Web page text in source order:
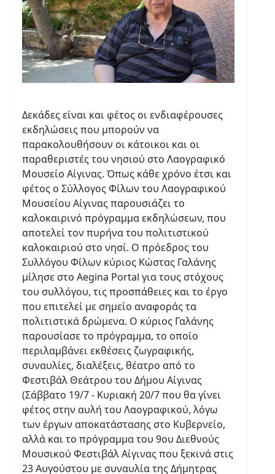
Δεκάδες είναι και φέτος οι ενδιαφέρουσες
εκδηλώσεις που μπορούν να
παρακολουθήσουν οι κάτοικοι και οι
παραθεριστές του νησιού στο Λαογραφικό
Μουσείο Αίγινας. Όπως κάθε χρόνο έτσι και
φέτος ο Σύλλογος Φίλων του Λαογραφικού
Μουσείου Αίγινας παρουσιάζει το
καλοκαιρινό πρόγραμμα εκδηλώσεων, που
αποτελεί τον πυρήνα του πολιτιστικού
καλοκαιριού στο νησί. Ο πρόεδρος του
Συλλόγου Φίλων κύριος Κώστας Γαλάνης
μίλησε στο Aegina Portal για τους στόχους
του συλλόγου, τις προσπάθειες και το έργο
που επιτελεί με σημείο αναφοράς τα
πολιτιστικά δρώμενα. Ο κύριος Γαλάνης
παρουσίασε το πρόγραμμα, το οποίο
περιλαμβάνει εκθέσεις ζωγραφικής,
συναυλίες, διαλέξεις, θέατρο από το
Φεστιβάλ Θεάτρου του Δήμου Αίγινας
(Σάββατο 19/7 - Κυριακή 20/7 που θα γίνει
φέτος στην αυλή του Λαογραφικού, λόγω
των έργων αποκατάστασης στο Κυβερνείο,
αλλά και το πρόγραμμα του 9ου Διεθνούς
Μουσικού Φεστιβάλ Αίγινας που ξεκινά στις
23 Αυγούστου με συναυλία της Δήμητρας